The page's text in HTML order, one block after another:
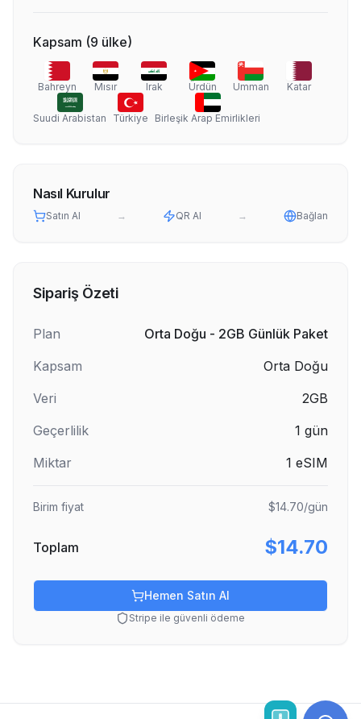
Kapsam (9 ülke)
Bahreyn Mısır Irak Ürdün Umman Katar
Suudi Arabistan Türkiye Birleşik Arap Emirlikleri
Nasıl Kurulur
Satın Al → QR Al → Bağlan
Sipariş Özeti
Plan
Orta Doğu - 2GB Günlük Paket
Kapsam
Orta Doğu
Veri
2GB
Geçerlilik
1 gün
Miktar
1 eSIM
Birim fiyat $14.70/gün
Toplam $14.70
Hemen Satın Al
Stripe ile güvenli ödeme